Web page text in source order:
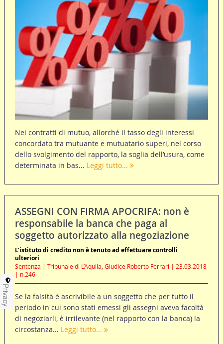
Nei contratti di mutuo, allorché il tasso degli interessi
concordato tra mutuante e mutuatario superi, nel corso
dello svolgimento del rapporto, la soglia dell’usura, come
determinata in bas... Leggi tutto...
ASSEGNI CON FIRMA APOCRIFA: non è
responsabile la banca che paga al
soggetto autorizzato alla negoziazione
L’istituto di credito non è tenuto ad effettuare controlli
ulteriori
Sentenza | Tribunale di L’Aquila, Giudice Roberto Ferrari | 23.03.2018
| n.246
Se la falsità è ascrivibile a un soggetto che per tutto il
periodo in cui sono stati emessi gli assegni aveva facoltà
di negoziarli, è irrilevante (nel rapporto con la banca) la
circostanza... Leggi tutto...
Privacy